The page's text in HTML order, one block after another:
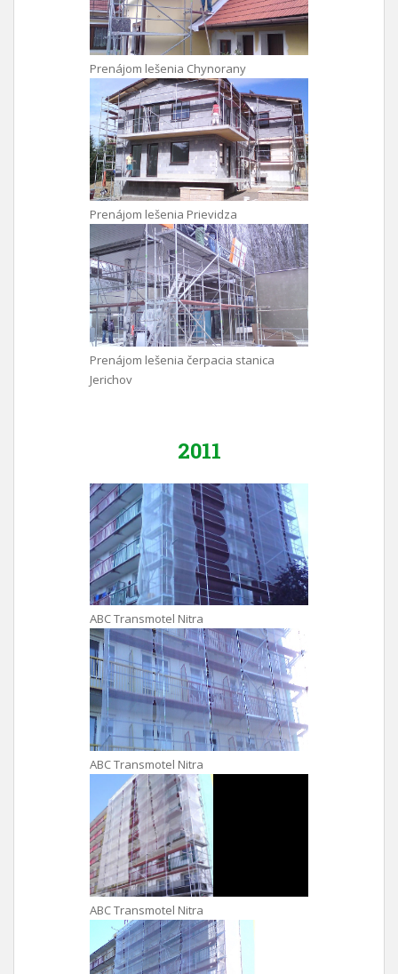
Prenájom lešenia Chynorany
Prenájom lešenia Prievidza
Prenájom lešenia čerpacia stanica
Jerichov
2011
ABC Transmotel Nitra
ABC Transmotel Nitra
ABC Transmotel Nitra